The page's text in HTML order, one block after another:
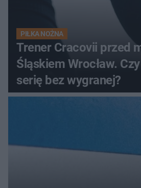
PIŁKA NOŻNA
Trener Cracovii przed
Śląskiem Wrocław.
serię bez wygranej?